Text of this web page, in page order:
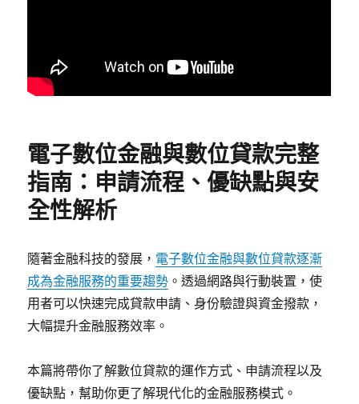
電子數位金融與數位貸款完整
指南：申請流程、優缺點與安
全性解析
隨著金融科技的發展， 電子數位金融與數位貸款逐漸
成為金融服務的重要趨勢 。透過網路與行動裝置，使
用者可以快速完成貸款申請、身份驗證與資金撥款，
大幅提升金融服務效率。
本篇將帶你了解數位貸款的運作方式、申請流程以及
優缺點，幫助你更了解現代化的金融服務模式。